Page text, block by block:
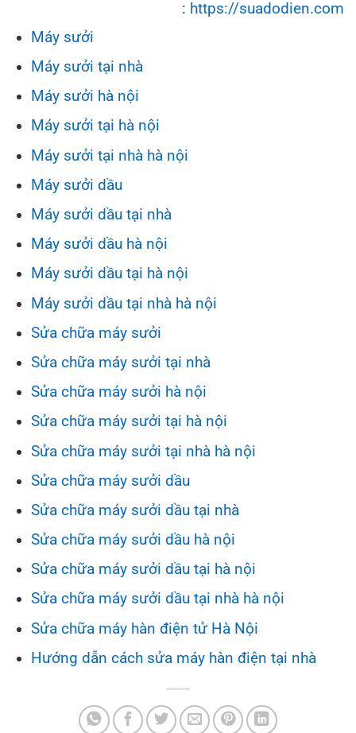
: https://suadodien.com
Máy sưởi
Máy sưởi tại nhà
Máy sưởi hà nội
Máy sưởi tại hà nội
Máy sưởi tại nhà hà nội
Máy sưởi dầu
Máy sưởi dầu tại nhà
Máy sưởi dầu hà nội
Máy sưởi dầu tại hà nội
Máy sưởi dầu tại nhà hà nội
Sửa chữa máy sưởi
Sửa chữa máy sưởi tại nhà
Sửa chữa máy sưởi hà nội
Sửa chữa máy sưởi tại hà nội
Sửa chữa máy sưởi tại nhà hà nội
Sửa chữa máy sưởi dầu
Sửa chữa máy sưởi dầu tại nhà
Sửa chữa máy sưởi dầu hà nội
Sửa chữa máy sưởi dầu tại hà nội
Sửa chữa máy sưởi dầu tại nhà hà nội
Sửa chữa máy hàn điện tử Hà Nội
Hướng dẫn cách sửa máy hàn điện tại nhà